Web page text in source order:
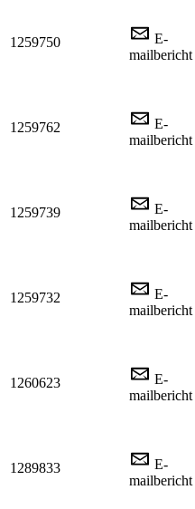
1259750
E-
mailbericht
1259762
E-
mailbericht
1259739
E-
mailbericht
1259732
E-
mailbericht
1260623
E-
mailbericht
1289833
E-
mailbericht